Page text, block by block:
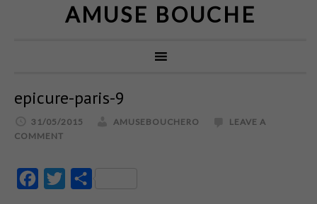
AMUSE BOUCHE
epicure-paris-9
31/05/2015 AMUSEBOUCHERO
LEAVE A
COMMENT
FacebookTwitter